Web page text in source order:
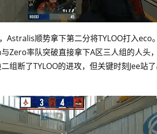
Astralis顺势拿下第二分将TYLOO打入eco
Zero率队突破直接拿下A区三人组的人头
组断了TYLOO的进攻，但关键时刻Jee站